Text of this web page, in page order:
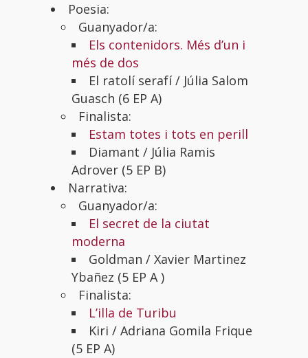
Poesia:
Guanyador/a:
Els contenidors. Més d’un i
més de dos
El ratolí serafí / Júlia Salom
Guasch (6 EP A)
Finalista:
Estam totes i tots en perill
Diamant / Júlia Ramis
Adrover (5 EP B)
Narrativa:
Guanyador/a:
El secret de la ciutat
moderna
Goldman / Xavier Martinez
Ybañez (5 EP A )
Finalista:
L’illa de Turibu
Kiri / Adriana Gomila Frique
(5 EP A)